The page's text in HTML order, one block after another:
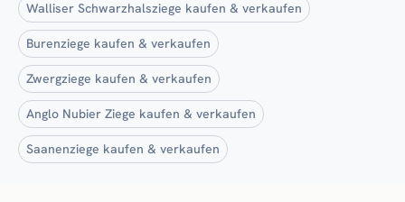
Walliser Schwarzhalsziege kaufen & verkaufen
Burenziege kaufen & verkaufen
Zwergziege kaufen & verkaufen
Anglo Nubier Ziege kaufen & verkaufen
Saanenziege kaufen & verkaufen